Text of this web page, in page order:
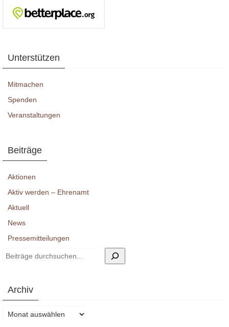
Unterstützen
Mitmachen
Spenden
Veranstaltungen
Beiträge
Aktionen
Aktiv werden – Ehrenamt
Aktuell
News
Pressemitteilungen
Suchen
Archiv
Archiv